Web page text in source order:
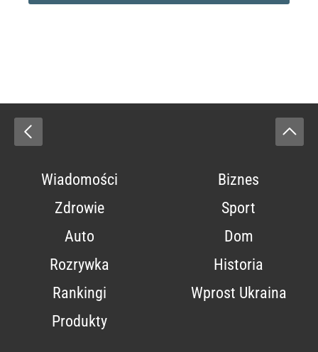
Wiadomości
Biznes
Zdrowie
Sport
Auto
Dom
Rozrywka
Historia
Rankingi
Wprost Ukraina
Produkty